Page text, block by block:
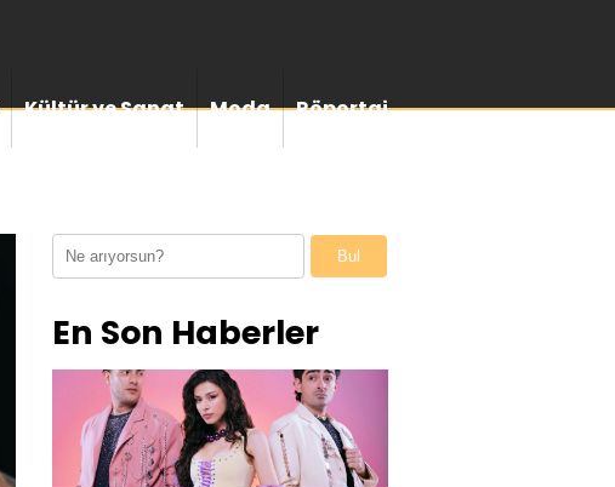
Kültür ve Sanat Moda Röportaj
Bul
En Son Haberler